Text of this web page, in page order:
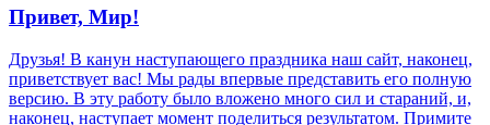
Привет, Мир!
Друзья! В канун наступающего праздника наш сайт, наконец,
приветствует вас! Мы рады впервые представить его полную
версию. В эту работу было вложено много сил и стараний, и,
наконец, наступает момент поделиться результатом. Примите